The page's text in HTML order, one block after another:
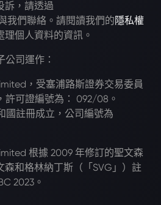
訴，請透過
我們聯絡。請閱讀我們的 隱私權
理個人資料的資訊。
司運作：
，受塞浦路斯證券交易委員
許可證編號為： 092/08。
國註冊成立，公司編號為
根據 2009 年修訂的聖文森
和格林納丁斯（「SVG」）註
2023。